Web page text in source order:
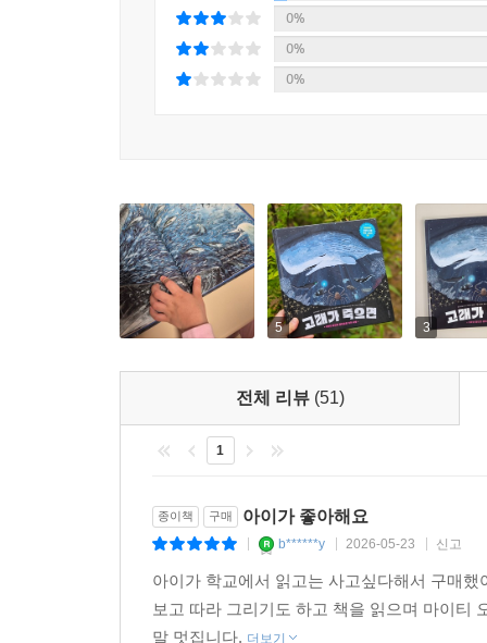
이야기를 나누는 이 문제 앞에서 이 책은 색다
나선150여 명의 과학자와 기술자들을 비추면
팔아서 변신 비용을 마련하고, 바다에 해를 끼치
산호초를 둘러싼 바다 생태계를 보여 주는 데에
위기를 한눈에 절실히 체감하게 한다. 책 마지막
일들을 담았다. 산호초, 바다 생태계, 과학 기술,
*초등 교과 연계
책을 더 재미 있고 깊이 있게!
별책 부록 《마이티 오! 활동책》
이 책은 특별히 별책 부록을 마련해 책과 함께
이야깃거리들을 소개했다. 외국책이라 멀게 느껴
마이티 오는 한국 전쟁에도 참여한 적이 있는, 우
0%
0%
0%
5 3
전체 리뷰 (51)
1
종이책 구매 아이가 좋아해요
b******y 2026-05-23 신고
아이가 학교에서 읽고는 사고싶다해서 구매
보고 따라 그리기도 하고 책을 읽으며 마이티
말 멋집니다. 더보기